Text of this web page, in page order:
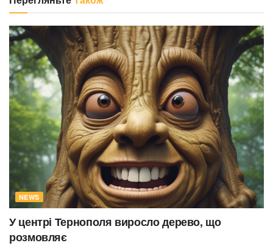
NEWS
У центрі Тернополя виросло дерево, що
розмовляє